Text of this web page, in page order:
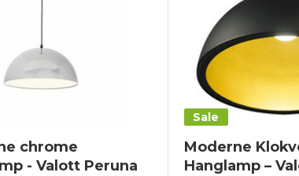
chrome
- Valott Peruna
Sale
Moderne
Hanglamp –